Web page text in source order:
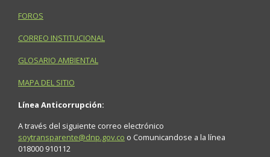
FOROS
CORREO INSTITUCIONAL
GLOSARIO AMBIENTAL
MAPA DEL SITIO
Línea Anticorrupción:
A través del siguiente correo electrónico
soytransparente@dnp.gov.co o Comunicandose a la línea
018000 910112